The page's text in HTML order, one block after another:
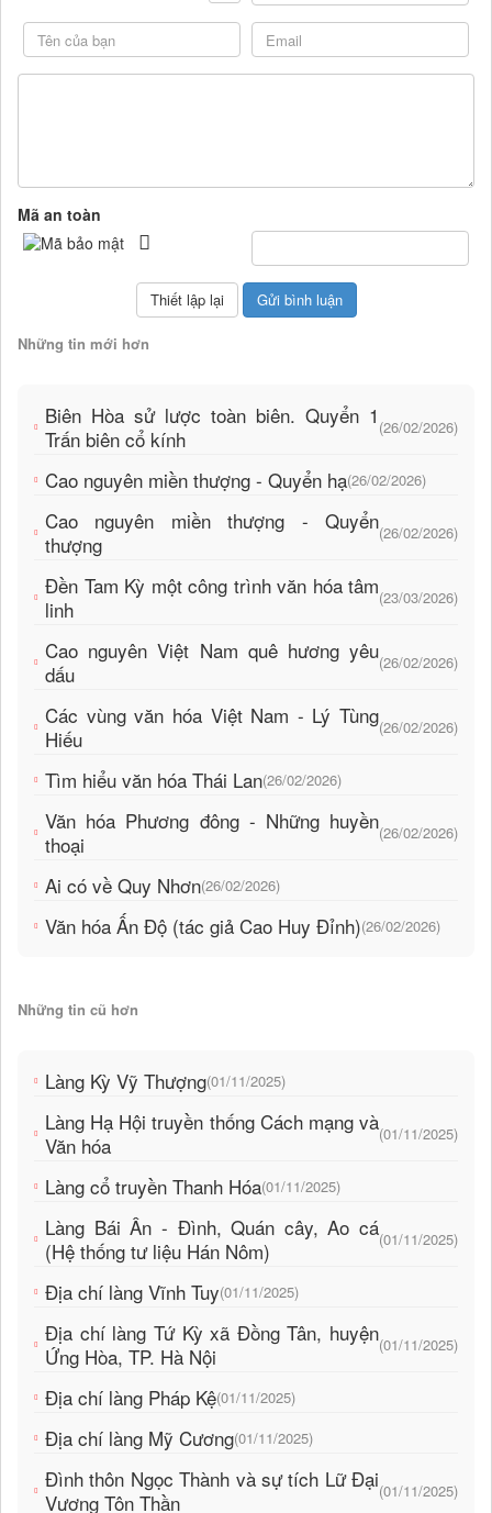
Mã an toàn
Những tin mới hơn
Biên Hòa sử lược toàn biên. Quyển 1
Trấn biên cổ kính
(26/02/2026)
Cao nguyên miền thượng - Quyển hạ(26/02/2026)
Cao nguyên miền thượng - Quyển
thượng
(26/02/2026)
Đền Tam Kỳ một công trình văn hóa tâm
linh
(23/03/2026)
Cao nguyên Việt Nam quê hương yêu
dấu
(26/02/2026)
Các vùng văn hóa Việt Nam - Lý Tùng
Hiếu
(26/02/2026)
Tìm hiểu văn hóa Thái Lan(26/02/2026)
Văn hóa Phương đông - Những huyền
thoại
(26/02/2026)
Ai có về Quy Nhơn(26/02/2026)
Văn hóa Ấn Độ (tác giả Cao Huy Đỉnh)(26/02/2026)
Những tin cũ hơn
Làng Kỳ Vỹ Thượng(01/11/2025)
Làng Hạ Hội truyền thống Cách mạng và
Văn hóa
(01/11/2025)
Làng cổ truyền Thanh Hóa(01/11/2025)
Làng Bái Ân - Đình, Quán cây, Ao cá
(Hệ thống tư liệu Hán Nôm)
(01/11/2025)
Địa chí làng Vĩnh Tuy(01/11/2025)
Địa chí làng Tứ Kỳ xã Đồng Tân, huyện
Ứng Hòa, TP. Hà Nội
(01/11/2025)
Địa chí làng Pháp Kệ(01/11/2025)
Địa chí làng Mỹ Cương(01/11/2025)
Đình thôn Ngọc Thành và sự tích Lữ Đại
Vương Tôn Thần
(01/11/2025)